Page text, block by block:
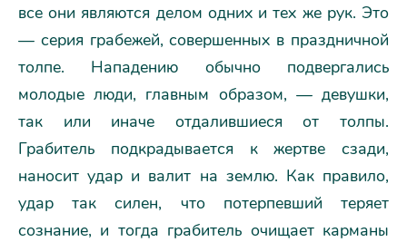
все они являются делом одних и тех же рук. Это
— серия грабежей, совершенных в праздничной
толпе. Нападению обычно подвергались
молодые люди, главным образом, — девушки,
так или иначе отдалившиеся от толпы.
Грабитель подкрадывается к жертве сзади,
наносит удар и валит на землю. Как правило,
удар так силен, что потерпевший теряет
сознание, и тогда грабитель очищает карманы